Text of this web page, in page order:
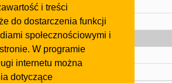
i treści
do dostarczenia funkcji
społecznościowymi i
W programie
internetu można
dotyczące
Olkusz
Kontakt
Strefa dla biznesu
Biura nieruchomości
Dealerzy i autokomisy